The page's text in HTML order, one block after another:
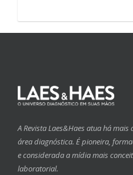
A Revista Laes&Haes atua há mais
área diagnóstica. É pioneira,
e considerada a mídia mais
laboratorial.